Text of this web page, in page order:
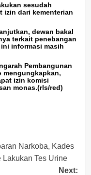
sesudah
izin dari kementerian
dewan bakal
terkait penebangan
informasi masih
Pembangunan
mengungkapkan,
izin komisi
monas.(rls/red)
Narkoba, Kades
Tes Urine
Next: